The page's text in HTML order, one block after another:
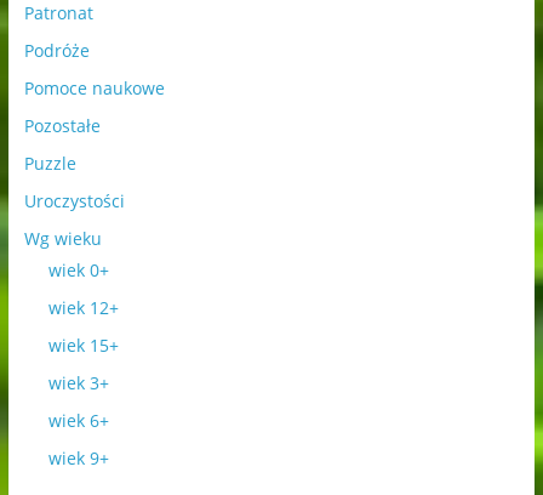
Patronat
Podróże
Pomoce naukowe
Pozostałe
Puzzle
Uroczystości
Wg wieku
wiek 0+
wiek 12+
wiek 15+
wiek 3+
wiek 6+
wiek 9+